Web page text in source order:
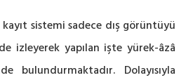
kayıt sistemi sadece dış görüntüyü
izleyerek yapılan işte yürek-âzâ
bulundurmaktadır. Dolayısıyla